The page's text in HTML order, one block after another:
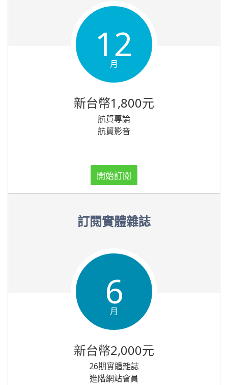
12
月
新台幣1,800元
航貿專論
航貿影音
開始訂閱
訂閱實體雜誌
6
月
新台幣2,000元
26期實體雜誌
進階網站會員